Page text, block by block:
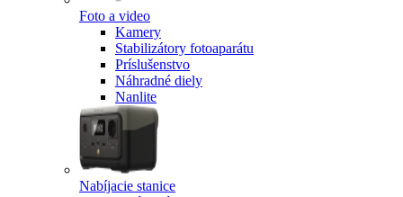
Foto a video
Kamery
Stabilizátory fotoaparátu
Príslušenstvo
Náhradné diely
Nanlite
Nabíjacie stanice